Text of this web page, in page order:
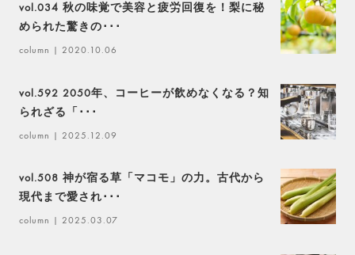
vol.034 秋の味覚で美容と疲労回復を！梨に秘
められた驚きの･･･
column | 2020.10.06
vol.592 2050年、コーヒーが飲めなくなる？知
られざる「･･･
column | 2025.12.09
vol.508 神が宿る草「マコモ」の力。古代から
現代まで愛され･･･
column | 2025.03.07